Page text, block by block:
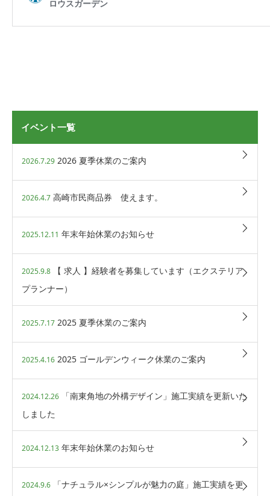
イベント一覧
2026.7.29 2026 夏季休業のご案内
2026.4.7 高崎市民商品券 使えます。
2025.12.11 年末年始休業のお知らせ
2025.9.8
【 求人 】経験者を募集しています（エクステリア
プランナー）
2025.7.17 2025 夏季休業のご案内
2025.4.16 2025 ゴールデンウィーク休業のご案内
2024.12.26
「南東角地の外構デザイン」施工実績を更新いた
しました
2024.12.13 年末年始休業のお知らせ
2024.9.6
「ナチュラル×シンプルが魅力の庭」施工実績を更